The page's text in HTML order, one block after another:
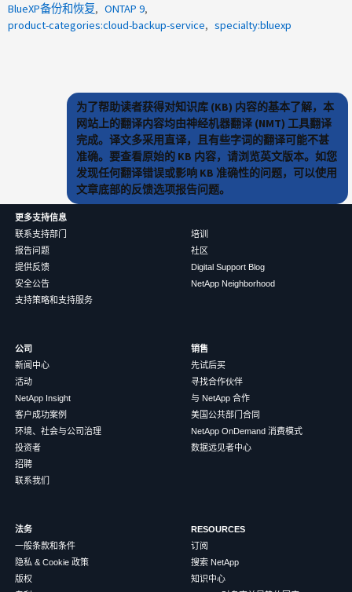
BlueXP备份和恢复
ONTAP 9
product-categories:cloud-backup-service
specialty:bluexp
为了帮助读者获得对知识库 (KB) 内容的基本了解，本
网站上的翻译内容均由神经机器翻译 (NMT) 工具翻译
完成。译文多采用直译，且有些字词的翻译可能不甚
准确。要查看原始的 KB 内容，请浏览英文版本。如您
发现任何翻译错误或影响 KB 准确性的问题，可以使用
文章底部的反馈选项报告问题。
更多支持信息
联系支持部门
报告问题
提供反馈
安全公告
支持策略和支持服务
培训
社区
Digital Support Blog
NetApp Neighborhood
公司
新闻中心
活动
NetApp Insight
客户成功案例
环境、社会与公司治理
投资者
招聘
联系我们
销售
先试后买
寻找合作伙伴
与 NetApp 合作
美国公共部门合同
NetApp OnDemand 消费模式
数据远见者中心
法务
一般条款和条件
隐私 & Cookie 政策
版权
RESOURCES
订阅
搜索 NetApp
知识中心